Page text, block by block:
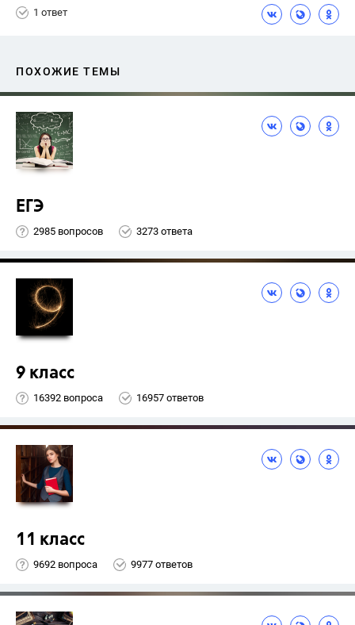
1 ответ
ПОХОЖИЕ ТЕМЫ
ЕГЭ
2985 вопросов 3273 ответа
9 класс
16392 вопроса 16957 ответов
11 класс
9692 вопроса 9977 ответов